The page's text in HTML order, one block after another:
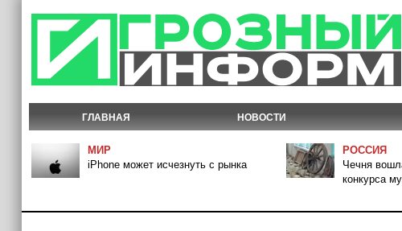
ГЛАВНАЯ НОВОСТИ
МИР
iPhone может исчезнуть с рынка
РОССИЯ
Чечня
конкурса